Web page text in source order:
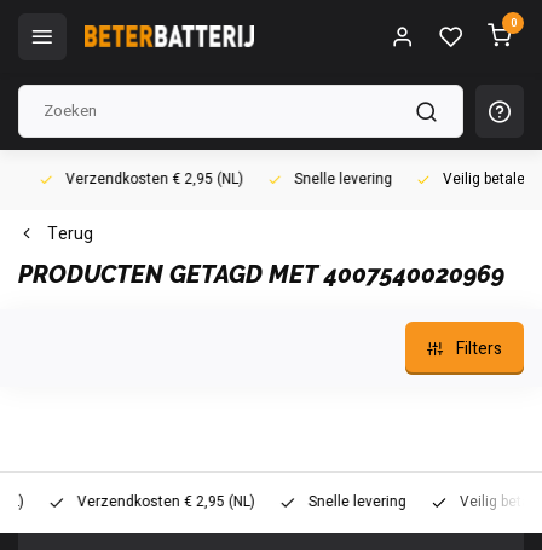
0
Verzendkosten € 2,95 (NL) Snelle levering Veilig betalen
Terug
PRODUCTEN GETAGD MET 4007540020969
Filters
Verzendkosten € 2,95 (NL) Snelle levering Veilig betalen